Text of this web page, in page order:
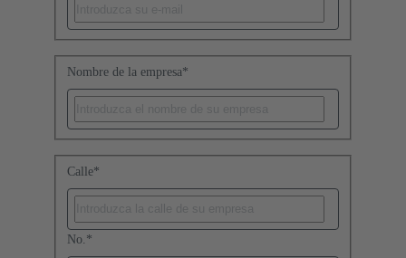
Nombre de la empresa*
Calle*
No. *